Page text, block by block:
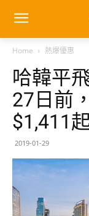
Home 熱爆優惠
哈韓平
27日前
$1,411
2019-01-29